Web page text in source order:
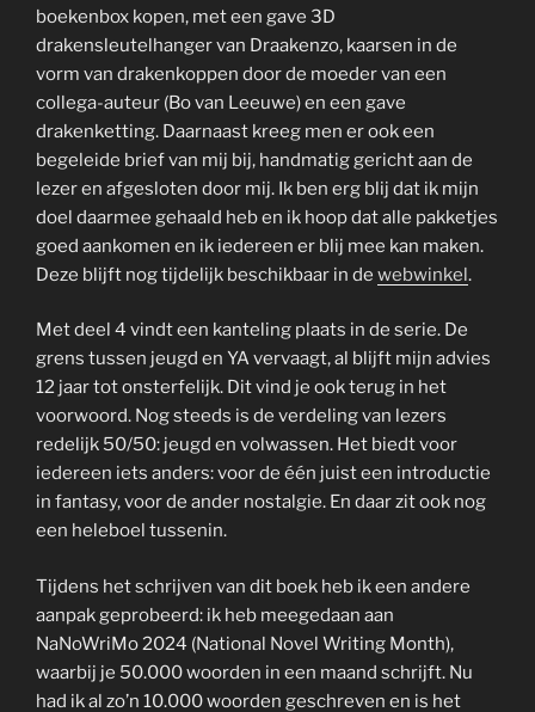
boekenbox kopen, met een gave 3D
drakensleutelhanger van Draakenzo, kaarsen in de
vorm van drakenkoppen door de moeder van een
collega-auteur (Bo van Leeuwe) en een gave
drakenketting. Daarnaast kreeg men er ook een
begeleide brief van mij bij, handmatig gericht aan de
lezer en afgesloten door mij. Ik ben erg blij dat ik mijn
doel daarmee gehaald heb en ik hoop dat alle pakketjes
goed aankomen en ik iedereen er blij mee kan maken.
Deze blijft nog tijdelijk beschikbaar in de webwinkel.
Met deel 4 vindt een kanteling plaats in de serie. De
grens tussen jeugd en YA vervaagt, al blijft mijn advies
12 jaar tot onsterfelijk. Dit vind je ook terug in het
voorwoord. Nog steeds is de verdeling van lezers
redelijk 50/50: jeugd en volwassen. Het biedt voor
iedereen iets anders: voor de één juist een introductie
in fantasy, voor de ander nostalgie. En daar zit ook nog
een heleboel tussenin.
Tijdens het schrijven van dit boek heb ik een andere
aanpak geprobeerd: ik heb meegedaan aan
NaNoWriMo 2024 (National Novel Writing Month),
waarbij je 50.000 woorden in een maand schrijft. Nu
had ik al zo’n 10.000 woorden geschreven en is het